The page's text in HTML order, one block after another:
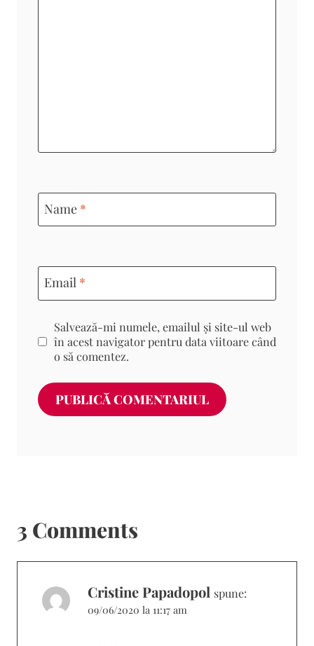
Name *
Email *
Salvează-mi numele, emailul și site-ul web
în acest navigator pentru data viitoare când
o să comentez.
3 Comments
Cristine Papadopol spune:
09/06/2020 la 11:17 am